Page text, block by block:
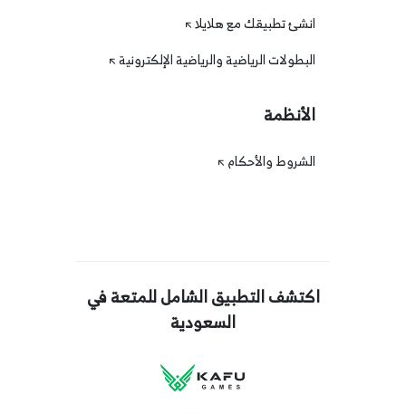
انشئ تطبيقك مع هلايلا
البطولات الرياضية والرياضية الإلكترونية
الأنظمة
الشروط والأحكام
اكتشف التطبيق الشامل للمتعة في
السعودية